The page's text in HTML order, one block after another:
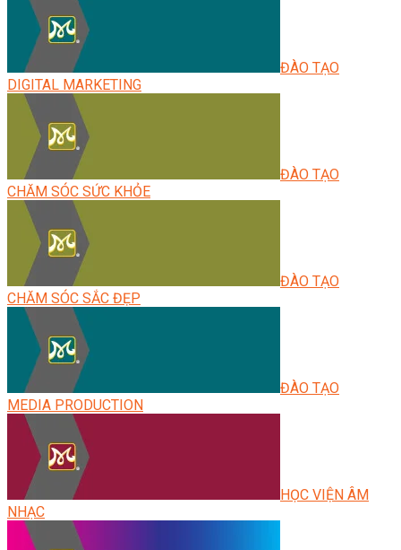
ĐÀO TẠO
DIGITAL MARKETING
ĐÀO TẠO
CHĂM SÓC SỨC KHỎE
ĐÀO TẠO
CHĂM SÓC SẮC ĐẸP
ĐÀO TẠO
MEDIA PRODUCTION
HỌC VIỆN ÂM
NHẠC